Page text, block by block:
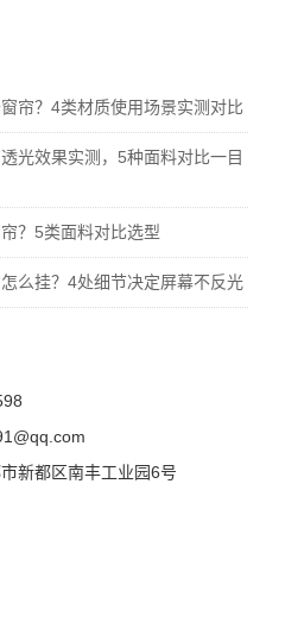
帘？4类材质使用场景实测对比
光效果实测，5种面料对比一目
？5类面料对比选型
么挂？4处细节决定屏幕不反光
新都区南丰工业园6号